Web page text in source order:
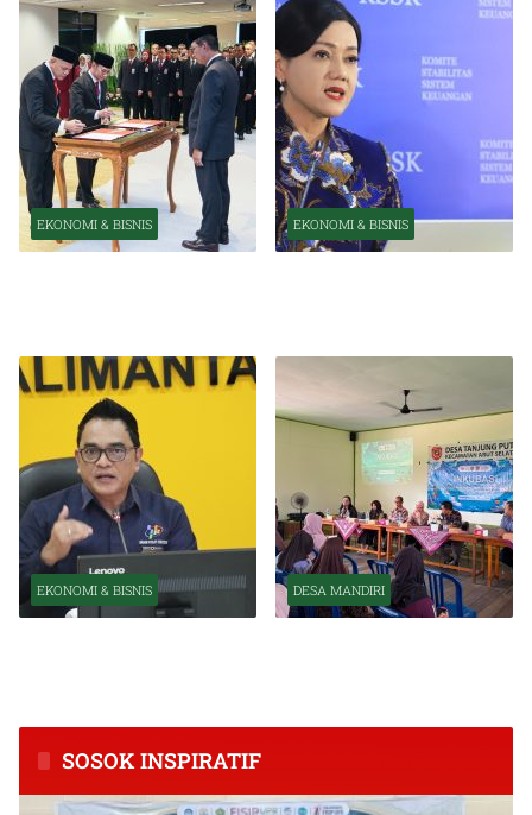
EKONOMI & BISNIS EKONOMI & BISNIS
EKONOMI & BISNIS DESA MANDIRI
SOSOK INSPIRATIF